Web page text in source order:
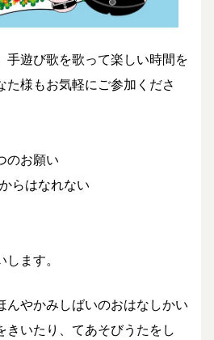
手遊び歌を歌って楽しい時間を
た様もお気軽にご参加くださ
のお願い
はなれない
ます。
んやかみしばいのおはなしかい
きいたり、てあそびうたをし